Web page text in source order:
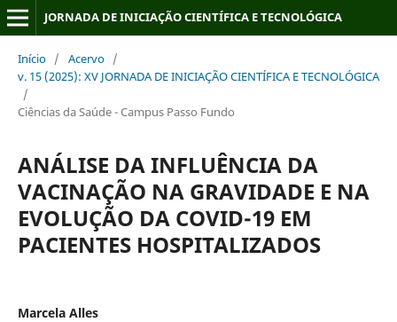
JORNADA DE INICIAÇÃO CIENTÍFICA E TECNOLÓGICA
Início / Acervo /
v. 15 (2025): XV JORNADA DE INICIAÇÃO CIENTÍFICA E TECNOLÓGICA
/
Ciências da Saúde - Campus Passo Fundo
ANÁLISE DA INFLUÊNCIA DA
VACINAÇÃO NA GRAVIDADE E NA
EVOLUÇÃO DA COVID-19 EM
PACIENTES HOSPITALIZADOS
Marcela Alles